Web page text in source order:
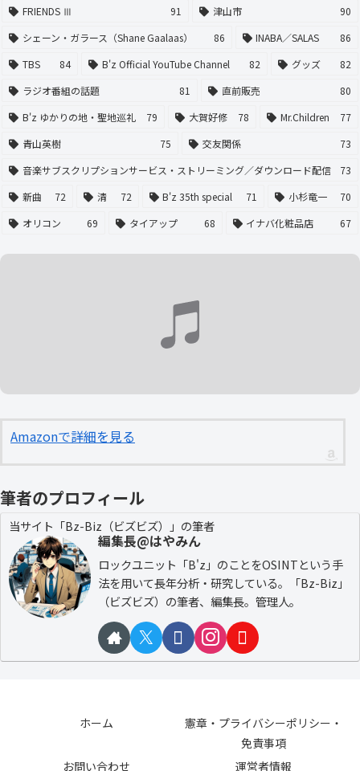
FRIENDS Ⅲ
91 津山市
90
シェーン・ガラース（Shane Gaalaas）
86 INABA／SALAS
86
TBS
84 B'z Official YouTube Channel 82 グッズ
82
ラジオ番組の話題
81 直前販売
80
B'z ゆかりの地・聖地巡礼
79 大賀好修 78 Mr.Children
77
青山英樹
75 交友関係
73
音楽サブスクリプションサービス・ストリーミング／ダウンロード配信
73
新曲
72 清 72 B'z 35th special 71 小杉竜一
70
オリコン
69 タイアップ 68 イナバ化粧品店 67
Amazonで詳細を見る
筆者のプロフィール
当サイト「Bz-Biz（ビズビズ）」の筆者
編集長@はやみん
ロックユニット「B'z」のことをOSINTという手
法を用いて長年分析・研究している。「Bz-Biz」
（ビズビズ）の筆者、編集長。管理人。
ホーム
憲章・プライバシーポリシー・
免責事項
お問い合わせ
運営者情報